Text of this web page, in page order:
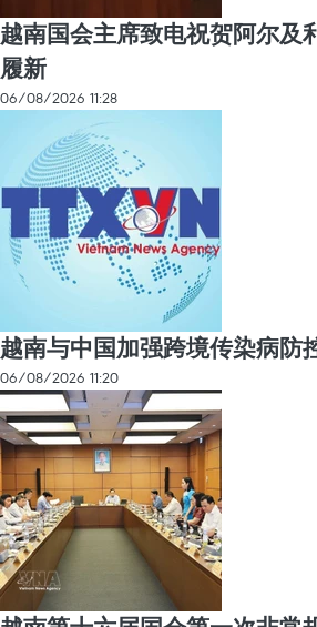
越南国会主席致电祝贺阿尔及
履新
06/08/2026 11:28
越南与中国加强跨境传染病防
06/08/2026 11:20